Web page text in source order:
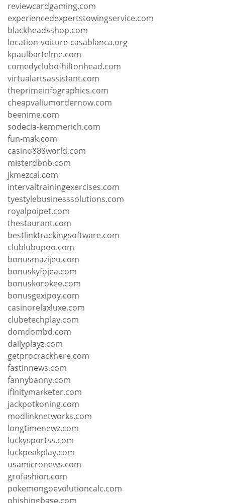
reviewcardgaming.com
experiencedexpertstowingservice.com
blackheadsshop.com
location-voiture-casablanca.org
kpaulbartelme.com
comedyclubofhiltonhead.com
virtualartsassistant.com
theprimeinfographics.com
cheapvaliumordernow.com
beenime.com
sodecia-kemmerich.com
fun-mak.com
casino888world.com
misterdbnb.com
jkmezcal.com
intervaltrainingexercises.com
tyestylebusinesssolutions.com
royalpoipet.com
thestaurant.com
bestlinktrackingsoftware.com
clublubupoo.com
bonusmazijeu.com
bonuskyfojea.com
bonuskorokee.com
bonusgexipoy.com
casinorelaxluxe.com
clubetechplay.com
domdombd.com
dailyplayz.com
getprocrackhere.com
fastinnews.com
fannybanny.com
ifinitymarketer.com
jackpotkoning.com
modlinknetworks.com
longtimenewz.com
luckysportss.com
luckpeakplay.com
usamicronews.com
grofashion.com
pokemongoevolutioncalc.com
phishingbase.com